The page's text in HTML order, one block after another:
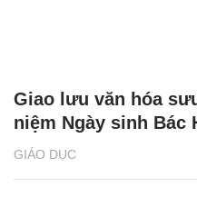
GIÁO DỤC
Giao lưu văn hóa
niệm Ngày sinh Bác